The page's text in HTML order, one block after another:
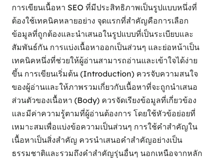
การเขียนเนื้อหา SEO ที่มีประสิทธิภาพเป็นรูปแบบหนึ่งที่
ต้องใช้เทคนิคหลายอย่าง จุดแรกที่สำคัญคือการเลือก
ข้อมูลที่ถูกต้องและนำเสนอในรูปแบบที่เป็นระเบียบและ
สัมพันธ์กัน การแบ่งเนื้อหาออกเป็นส่วนๆ และย่อหน้าเป็น
เทคนิคหนึ่งที่ช่วยให้ผู้อ่านสามารถอ่านและเข้าใจได้ง่าย
ขึ้น การเขียนเริ่มต้น (Introduction) ควรจับความสนใจ
ของผู้อ่านและให้ภาพรวมเกี่ยวกับเนื้อหาที่จะถูกนำเสนอ
ส่วนตัวของเนื้อหา (Body) ควรจัดเรียงข้อมูลที่เกี่ยวข้อง
และมีค่าความรู้ตามที่ผู้อ่านต้องการ โดยใช้หัวข้อย่อยที่
เหมาะสมเพื่อแบ่งข้อความเป็นส่วนๆ การใช้คำสำคัญใน
เนื้อหาเป็นสิ่งสำคัญ ควรนำเสนอคำสำคัญอย่างเป็น
ธรรมชาติและรวมถึงคำสำคัญรุ่นอื่นๆ นอกเหนือจากหลัก